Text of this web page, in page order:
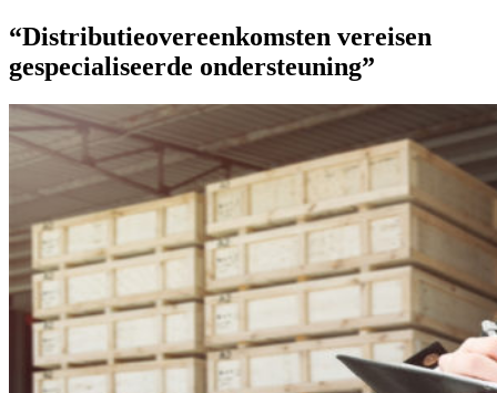
“Distributieovereenkomsten vereisen
gespecialiseerde ondersteuning”